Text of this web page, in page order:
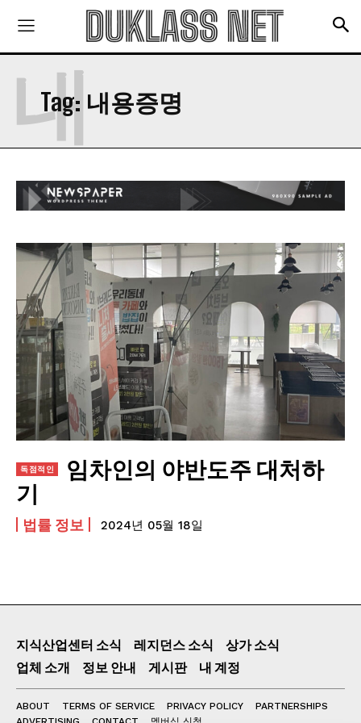
의 총체적 문제와 해결 방안
충격!!! 결국 관리소 철수!!! 대비책은?
건강 정보
당신이 잠든 사이 혈압이 오른다면?
적당한 술은 건강에 좋다? 적어도 무조건 독
‘건강 노년’ 준비하는 ‘중년 고혈압’ 건강법 5
맛집 정보
경남 남해의 숨은 맛집: 화랑갈비
천현한우집-한우 농장 운영하는 30년 된 숙성한
우 숨은맛집
맛있게 소고기를 구워 먹는 방법 5가지
맛있는 쭈꾸미 요리와 맛집 추천
짜장면을 맛있게 먹는 방법! 맛집 추천
법률 정보
관리비 미납으로 경매 처분 위기에 처했을 때, 어
떻게 대처해야 할까?
관리비 미납으로 3년만 버티면 된다?
DUKLASS NET
ABOUT
TERMS OF SERVICE
구독 신청
Tag: 내용증명
내
임차인의 야반도주 대처하
기
법률 정보 2024년 05월 18일
지식산업센터 소식 레지던스 소식
상가 소식
업체 소개
정보 안내 게시판 내 계정
ABOUT TERMS OF SERVICE PRIVACY POLICY
PARTNERSHIPS